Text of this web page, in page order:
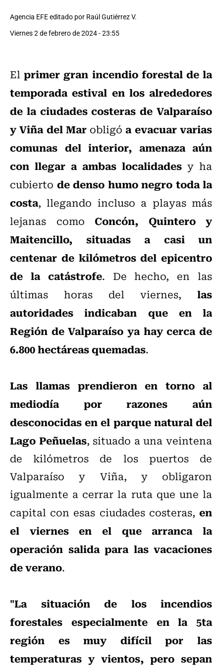
Agencia EFE editado por Raúl Gutiérrez V.
Viernes 2 de febrero de 2024 - 23:55
Elprimer gran incendio forestal de la
temporada estival en los alrededores
de la ciudades costeras de Valparaíso
y Viña del Marobligóa evacuar varias
comunas del interior, amenaza aún
con llegar a ambas localidades y ha
cubierto de denso humo negro toda la
costa, llegando incluso a playas más
lejanas como Concón, Quintero y
Maitencillo, situadas a casi un
centenar de kilómetros del epicentro
de la catástrofe. De hecho, en las
últimas horas del viernes, las
autoridades indicaban que en la
Región de Valparaíso ya hay cerca de
6.800 hectáreas quemadas.
Las llamas prendieron en torno al
mediodía por razones aún
desconocidas en el parque natural del
Lago Peñuelas, situado a una veintena
de kilómetros de los puertos de
Valparaíso y Viña, y obligaron
igualmente a cerrar la ruta que une la
capital con esas ciudades costeras, en
el viernes en el que arranca la
operación salida para las vacaciones
de verano.
"La situación de los incendios
forestales especialmente en la 5ta
región es muy difícil por las
temperaturas y vientos, pero sepan